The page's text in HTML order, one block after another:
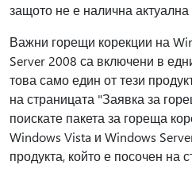
защото не е налична актуална
Важни горещи корекции на
Server 2008 са включени в
това само един от тези
на страницата "Заявка за
поискате пакета за гореща
Windows Vista и Windows
продукта, който е посочен на